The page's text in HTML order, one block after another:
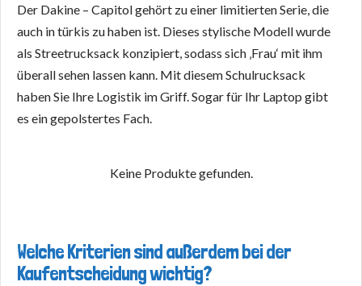
Der Dakine – Capitol gehört zu einer limitierten Serie, die
auch in türkis zu haben ist. Dieses stylische Modell wurde
als Streetrucksack konzipiert, sodass sich ‚Frau‘ mit ihm
überall sehen lassen kann. Mit diesem Schulrucksack
haben Sie Ihre Logistik im Griff. Sogar für Ihr Laptop gibt
es ein gepolstertes Fach.
Keine Produkte gefunden.
Welche Kriterien sind außerdem bei der
Kaufentscheidung wichtig?